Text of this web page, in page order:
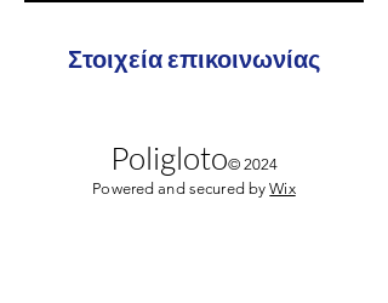
Στοιχεία επικοινωνίας
Poligloto© 2024
Powered and secured byWix